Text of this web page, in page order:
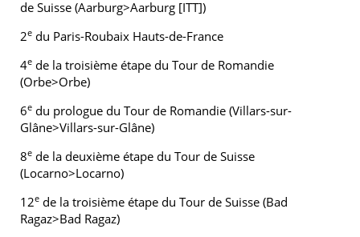
de Suisse (Aarburg>Aarburg [ITT])
2e du Paris-Roubaix Hauts-de-France
4e de la troisième étape du Tour de Romandie
(Orbe>Orbe)
6e du prologue du Tour de Romandie (Villars-sur-
Glâne>Villars-sur-Glâne)
8e de la deuxième étape du Tour de Suisse
(Locarno>Locarno)
12e de la troisième étape du Tour de Suisse (Bad
Ragaz>Bad Ragaz)